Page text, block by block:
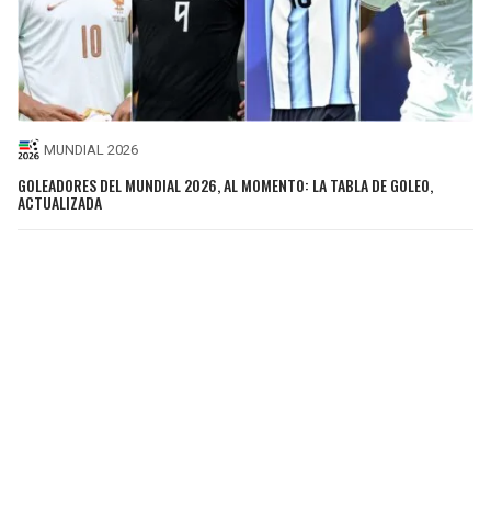
MUNDIAL 2026
GOLEADORES DEL MUNDIAL 2026, AL MOMENTO: LA TABLA DE GOLEO,
ACTUALIZADA